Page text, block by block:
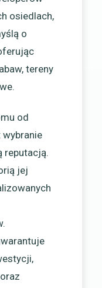
osiedlach,
o
tereny
od
reputacją.
jej